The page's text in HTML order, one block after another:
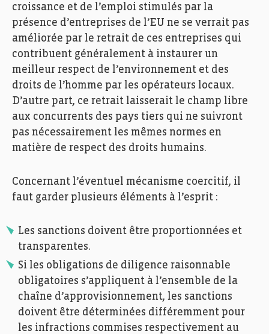
croissance et de l’emploi stimulés par la
présence d’entreprises de l’EU ne se verrait pas
améliorée par le retrait de ces entreprises qui
contribuent généralement à instaurer un
meilleur respect de l’environnement et des
droits de l’homme par les opérateurs locaux.
D’autre part, ce retrait laisserait le champ libre
aux concurrents des pays tiers qui ne suivront
pas nécessairement les mêmes normes en
matière de respect des droits humains.
Concernant l’éventuel mécanisme coercitif, il
faut garder plusieurs éléments à l’esprit :
Les sanctions doivent être proportionnées et
transparentes.
Si les obligations de diligence raisonnable
obligatoires s’appliquent à l’ensemble de la
chaîne d’approvisionnement, les sanctions
doivent être déterminées différemment pour
les infractions commises respectivement au